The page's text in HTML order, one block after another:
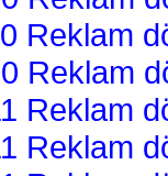
Reklam
Reklam
Reklam
Reklam